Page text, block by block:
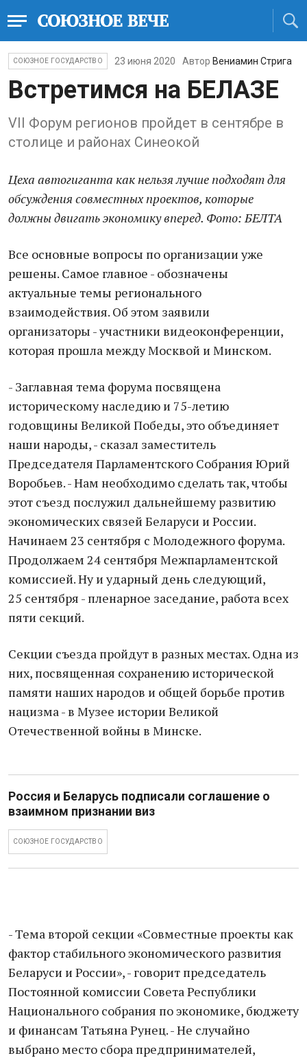
СОЮЗНОЕ ГОСУДАРСТВО 23 июня 2020 Автор Вениамин Стрига
Встретимся на БЕЛАЗЕ
VII Форум регионов пройдет в сентябре в
столице и районах Синеокой
Цеха автогиганта как нельзя лучше подходят для
обсуждения совместных проектов, которые
должны двигать экономику вперед. Фото: БЕЛТА
Все основные вопросы по организации уже
решены. Самое главное - обозначены
актуальные темы регионального
взаимодействия. Об этом заявили
организаторы - участники видеоконференции,
которая прошла между Москвой и Минском.
- Заглавная тема форума посвящена
историческому наследию и 75-летию
годовщины Великой Победы, это объединяет
наши народы, - сказал заместитель
Председателя Парламентского Собрания Юрий
Воробьев. - Нам необходимо сделать так, чтобы
этот съезд послужил дальнейшему развитию
экономических связей Беларуси и России.
Начинаем 23 сентября с Молодежного форума.
Продолжаем 24 сентября Межпарламентской
комиссией. Ну и ударный день следующий,
25 сентября - пленарное заседание, работа всех
пяти секций.
Секции съезда пройдут в разных местах. Одна из
них, посвященная сохранению исторической
памяти наших народов и общей борьбе против
нацизма - в Музее истории Великой
Отечественной войны в Минске.
Россия и Беларусь подписали соглашение о
взаимном признании виз
СОЮЗНОЕ ГОСУДАРСТВО
- Тема второй секции «Совместные проекты как
фактор стабильного экономического развития
Беларуси и России», - говорит председатель
Постоянной комиссии Совета Республики
Национального собрания по экономике, бюджету
и финансам Татьяна Рунец. - Не случайно
выбрано место сбора предпринимателей,